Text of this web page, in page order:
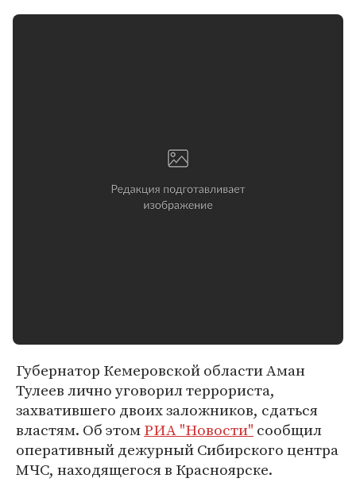
Губернатор Кемеровской области Аман
Тулеев лично уговорил террориста,
захватившего двоих заложников, сдаться
властям. Об этомРИА "Новости" сообщил
оперативный дежурный Сибирского центра
МЧС, находящегося в Красноярске.